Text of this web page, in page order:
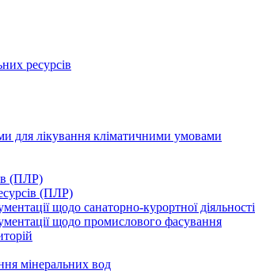
ресурсів
для лікування кліматичними умовами
(ПЛР)
(ПЛР)
щодо санаторно-курортної діяльності
щодо промислового фасування
мінеральних вод